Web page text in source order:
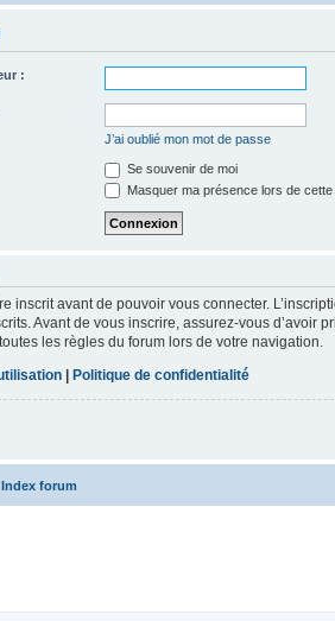
:
J’ai oublié mon mot de passe
Se souvenir de moi
Masquer ma présence lors de
inscrit avant de pouvoir vous connecter.
Avant de vous inscrire, assurez-vous d’avoir
les règles du forum lors de votre navigation.
| Politique de confidentialité
Index forum